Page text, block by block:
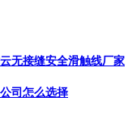
无接缝安全滑触线厂家
司怎么选择